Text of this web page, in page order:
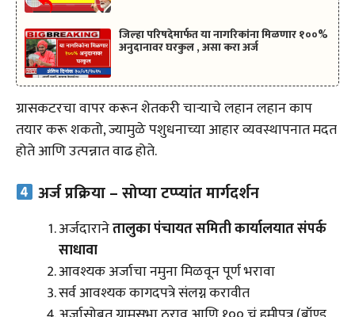
जिल्हा परिषदेमार्फत या नागरिकांना मिळणार १००%
अनुदानावर घरकुल , असा करा अर्ज
ग्रासकटरचा वापर करून शेतकरी चाऱ्याचे लहान लहान काप
तयार करू शकतो, ज्यामुळे पशुधनाच्या आहार व्यवस्थापनात मदत
होते आणि उत्पन्नात वाढ होते.
अर्ज प्रक्रिया – सोप्या टप्प्यांत मार्गदर्शन
अर्जदारानेतालुका पंचायत समिती कार्यालयात संपर्क
साधावा
आवश्यक अर्जाचा नमुना मिळवून पूर्ण भरावा
सर्व आवश्यक कागदपत्रे संलग्न करावीत